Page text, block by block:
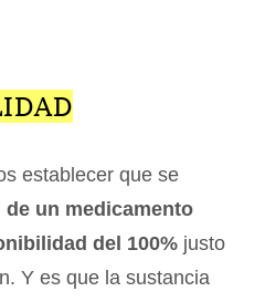
establecer que se
un medicamento
del 100% justo
Y es que la sustancia